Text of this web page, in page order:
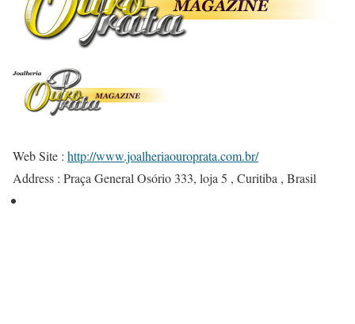
Web Site : http://www.joalheriaouroprata.com.br/
Address : Praça General Osório 333, loja 5 , Curitiba , Brasil